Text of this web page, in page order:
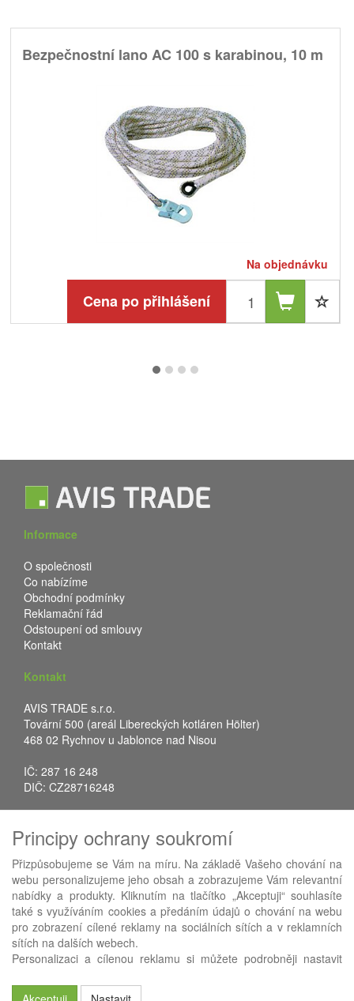
Bezpečnostní lano AC 100 s karabinou, 10 m
Na objednávku
Cena po přihlášení
Informace
O společnosti
Co nabízíme
Obchodní podmínky
Reklamační řád
Odstoupení od smlouvy
Kontakt
Kontakt
AVIS TRADE s.r.o.
Tovární 500 (areál Libereckých kotláren Hölter)
468 02 Rychnov u Jablonce nad Nisou
IČ: 287 16 248
DIČ: CZ28716248
Fax: +420 483 034 590
E-mail:info@avistrade.cz
Web:www.avistrade.cz
Používáme ABRA eShop- nejlepší řešení e-commerce pro náš
Principy ochrany soukromí
Přizpůsobujeme se Vám na míru. Na základě Vašeho chování na
webu personalizujeme jeho obsah a zobrazujeme Vám relevantní
nabídky a produkty. Kliknutím na tlačítko „Akceptuji“ souhlasíte
také s využíváním cookies a předáním údajů o chování na webu
pro zobrazení cílené reklamy na sociálních sítích a v reklamních
sítích na dalších webech.
Personalizaci a cílenou reklamu si můžete podrobněji nastavit